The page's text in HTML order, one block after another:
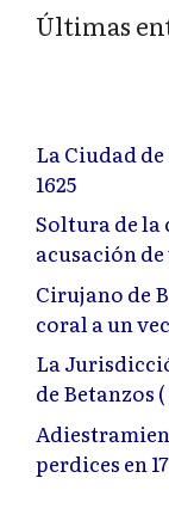
Últimas
La Ciudad
1625
Soltura de la
acusación
Cirujano de
coral a un
La
de Betanzos
perdices en